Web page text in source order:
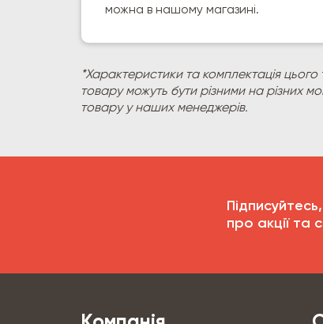
можна в нашому магазині.
*Характеристики та комплектація цього
товару можуть бути різними на різних
товару у наших менеджерів.
про акції та